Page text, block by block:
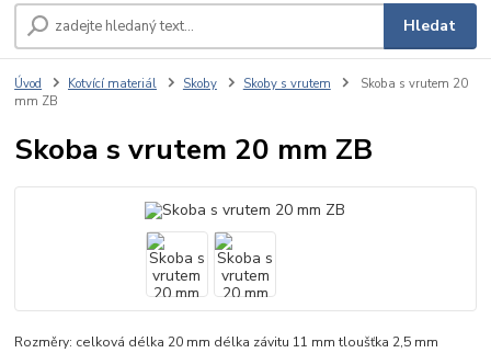
Hledat
Úvod Kotvící materiál Skoby Skoby s vrutem
Skoba s vrutem 20
mm ZB
Skoba s vrutem 20 mm ZB
Rozměry: celková délka 20 mm délka závitu 11 mm tloušťka 2,5 mm